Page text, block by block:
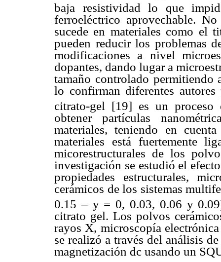
baja resistividad lo que
ferroeléctrico aprovechable.
sucede en materiales como el
pueden reducir los problemas
modificaciones a nivel
dopantes, dando lugar a
tamaño controlado
lo confirman diferentes
citrato-gel [19] es un proceso
obtener partículas
materiales, teniendo en
materiales está fuertemente
micorestructurales de los
investigación se estudió el
propiedades estructurales,
cerámicos de los sistemas
0.15 – y = 0, 0.03, 0.06 y
citrato gel. Los polvos
rayos X, microscopía
se realizó a través del análisis
magnetización dc usando un